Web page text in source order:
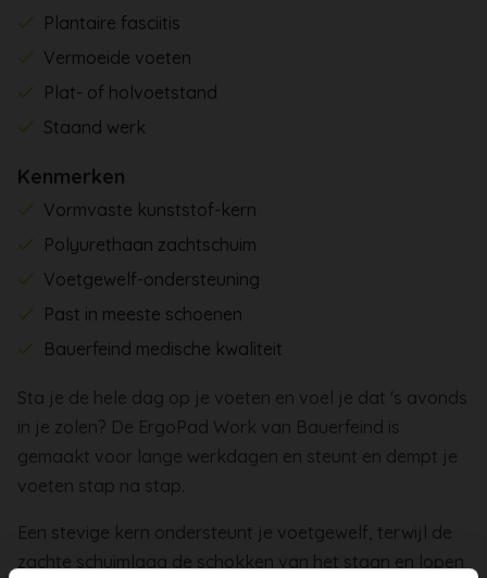
Plantaire fasciitis
Vermoeide voeten
Plat- of holvoetstand
Staand werk
Kenmerken
Vormvaste kunststof-kern
Polyurethaan zachtschuim
Voetgewelf-ondersteuning
Past in meeste schoenen
Bauerfeind medische kwaliteit
Sta je de hele dag op je voeten en voel je dat 's avonds
in je zolen? De ErgoPad Work van Bauerfeind is
gemaakt voor lange werkdagen en steunt en dempt je
voeten stap na stap.
Een stevige kern ondersteunt je voetgewelf, terwijl de
zachte schuimlaag de schokken van het staan en lopen